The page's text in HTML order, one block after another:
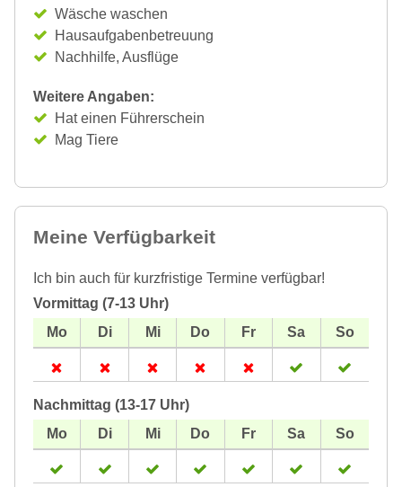
Wäsche waschen
Hausaufgabenbetreuung
Nachhilfe, Ausflüge
Weitere Angaben:
Hat einen Führerschein
Mag Tiere
Meine Verfügbarkeit
Ich bin auch für kurzfristige Termine verfügbar!
Vormittag (7-13 Uhr)
Nachmittag (13-17 Uhr)